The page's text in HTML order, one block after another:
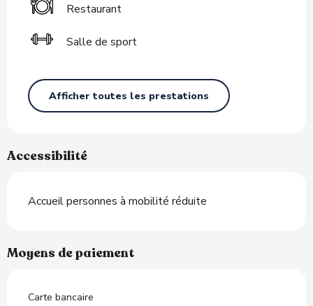
Restaurant
Salle de sport
Afficher toutes les prestations
Accessibilité
Accueil personnes à mobilité réduite
Moyens de paiement
Carte bancaire